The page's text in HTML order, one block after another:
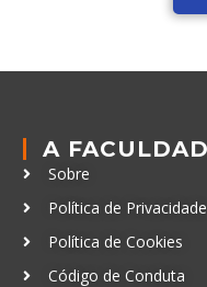
A
Sobre
Política de Privacidade
Política de Cookies
Código de Conduta